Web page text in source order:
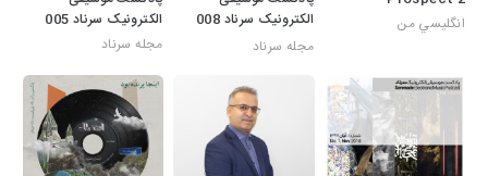
انگليسي من
الکترونیک سرناد 008
(50 آلبوم برتر سال
مجله سرناد
الکترونیک سرناد 005
مجله سرناد